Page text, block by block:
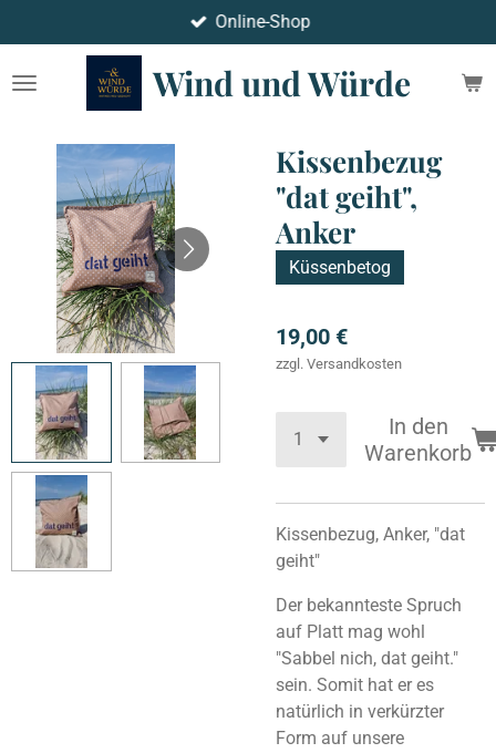
Hauptinhalt
springen
Wind und Würde
Online-Shop
Kissenbezug
"dat geiht",
Anker
Küssenbetog
19,00 €
zzgl. Versandkosten
In den
Warenkorb
Kissenbezug, Anker, "dat
geiht"
Der bekannteste Spruch
auf Platt mag wohl
"Sabbel nich, dat geiht."
sein. Somit hat er es
natürlich in verkürzter
Form auf unsere